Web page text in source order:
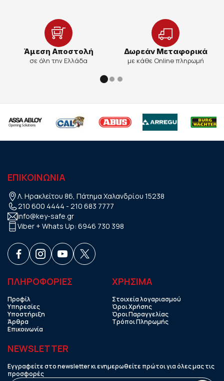
Άμεση Αποστολή
σε όλη την Ελλάδα
Δωρεάν Μεταφορικά
με κάθε Online πληρωμή
ΕΠΙΚΟΙΝΩΝΙΑ
Λ. Ηρακλείτου 86, Πάτημα Χαλανδρίου 15238
210 600 4444 - 210 683 7777
info@key-safe.gr
Viber + Whats Up: 6946 730 398
ΠΛΗΡΟΦΟΡΙΕΣ
Προφίλ
Υπηρεσίες
Υποστήριξη
Άρθρα
Επικοινωνία
ΧΡHΣΙΜΑ
Στοιχεία λογαριασμού
Όροι Χρήσης
Όροι Παραγγελίας
Τρόποι Πληρωμής
NEWSLETTER
Εγγραφείτε στο newsletter κι ενημερωθείτε πρώτοι για όλες μας τις
προσφορές